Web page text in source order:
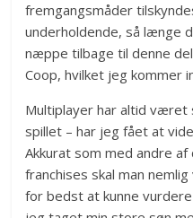
fremgangsmåder
underholdende, så længe
næppe tilbage til denne
Coop, hvilket jeg kommer
Multiplayer har altid været
spillet – har jeg fået at
Akkurat som med andre
franchises skal man
for bedst at kunne